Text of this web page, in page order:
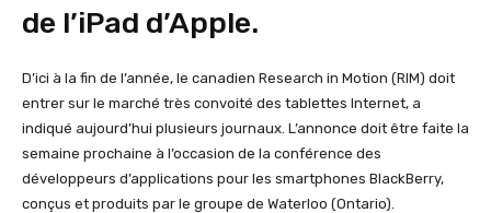
de l’iPad d’Apple.
D’ici à la fin de l’année, le canadien Research in Motion (RIM) doit
entrer sur le marché très convoité des tablettes Internet, a
indiqué aujourd’hui plusieurs journaux. L’annonce doit être faite la
semaine prochaine à l’occasion de la conférence des
développeurs d’applications pour les smartphones BlackBerry,
conçus et produits par le groupe de Waterloo (Ontario).